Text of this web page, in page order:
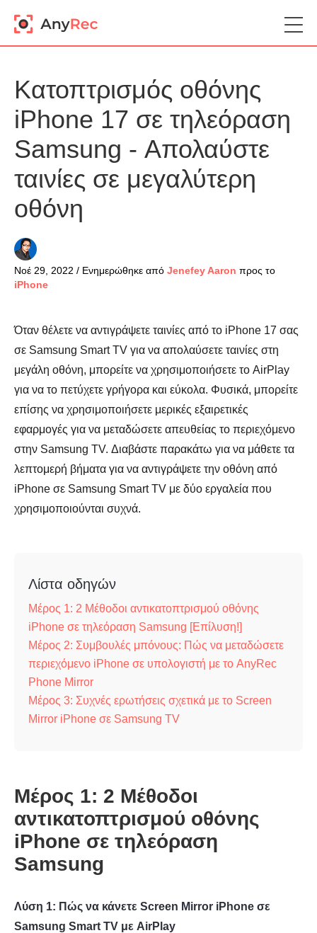
Κατοπτρισμός οθόνης
iPhone 17 σε τηλεόραση
Samsung - Απολαύστε
ταινίες σε μεγαλύτερη
οθόνη
Νοέ 29, 2022 / Ενημερώθηκε από Jenefey Aaron προς το
iPhone
Όταν θέλετε να αντιγράψετε ταινίες από το iPhone 17 σας
σε Samsung Smart TV για να απολαύσετε ταινίες στη
μεγάλη οθόνη, μπορείτε να χρησιμοποιήσετε το AirPlay
για να το πετύχετε γρήγορα και εύκολα. Φυσικά, μπορείτε
επίσης να χρησιμοποιήσετε μερικές εξαιρετικές
εφαρμογές για να μεταδώσετε απευθείας το περιεχόμενο
στην Samsung TV. Διαβάστε παρακάτω για να μάθετε τα
λεπτομερή βήματα για να αντιγράψετε την οθόνη από
iPhone σε Samsung Smart TV με δύο εργαλεία που
χρησιμοποιούνται συχνά.
Λίστα οδηγών
Μέρος 1: 2 Μέθοδοι αντικατοπτρισμού οθόνης
iPhone σε τηλεόραση Samsung [Επίλυση!]
Μέρος 2: Συμβουλές μπόνους: Πώς να μεταδώσετε
περιεχόμενο iPhone σε υπολογιστή με το AnyRec
Phone Mirror
Μέρος 3: Συχνές ερωτήσεις σχετικά με το Screen
Mirror iPhone σε Samsung TV
Μέρος 1: 2 Μέθοδοι
αντικατοπτρισμού οθόνης
iPhone σε τηλεόραση
Samsung
Λύση 1: Πώς να κάνετε Screen Mirror iPhone σε
Samsung Smart TV με AirPlay